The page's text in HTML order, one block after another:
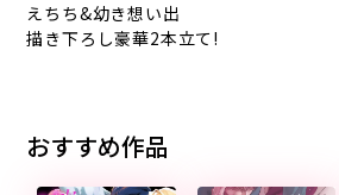
えちち&幼き想い出
描き下ろし豪華2本立て!
おすすめ作品